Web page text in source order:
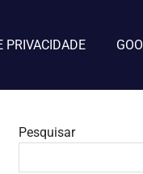
PRIVACIDADE
Pesquisar